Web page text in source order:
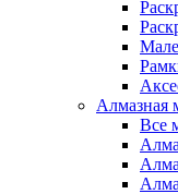
Алмазная
Все